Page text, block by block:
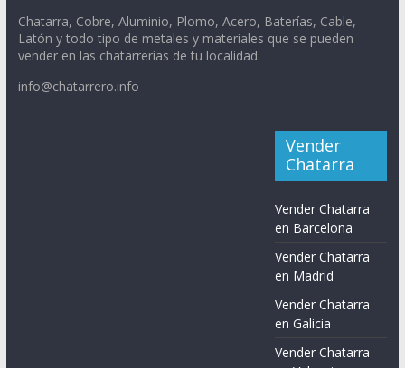
Chatarra, Cobre, Aluminio, Plomo, Acero, Baterías, Cable,
Latón y todo tipo de metales y materiales que se pueden
vender en las chatarrerías de tu localidad.
info@chatarrero.info
Vender
Chatarra
Vender Chatarra
en Barcelona
Vender Chatarra
en Madrid
Vender Chatarra
en Galicia
Vender Chatarra